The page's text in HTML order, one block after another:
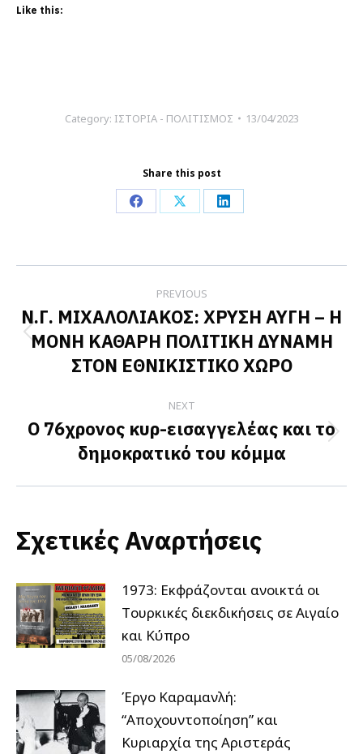
Like this:
Category: ΙΣΤΟΡΙΑ - ΠΟΛΙΤΙΣΜΟΣ 13/04/2023
Share this post
Share
Facebook
Share
X
Share
LinkedIn
navigation
PREVIOUS
Previous
post:
Ν.Γ. ΜΙΧΑΛΟΛΙΑΚΟΣ: ΧΡΥΣΗ ΑΥΓΗ – Η
ΜΟΝΗ ΚΑΘΑΡΗ ΠΟΛΙΤΙΚΗ ΔΥΝΑΜΗ
ΣΤΟΝ ΕΘΝΙΚΙΣΤΙΚΟ ΧΩΡΟ
NEXT
Next
post:
Ο 76χρονος κυρ-εισαγγελέας και το
δημοκρατικό του κόμμα
Σχετικές Αναρτήσεις
1973: Εκφράζονται ανοικτά οι
Tουρκικές διεκδικήσεις σε Αιγαίο
και Κύπρο
05/08/2026
Έργο Καραμανλή:
“Αποχουντοποίηση” και
Κυριαρχία της Αριστεράς